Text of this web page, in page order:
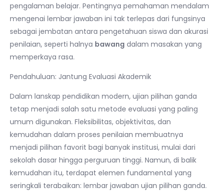
pengalaman belajar. Pentingnya pemahaman mendalam
mengenai lembar jawaban ini tak terlepas dari fungsinya
sebagai jembatan antara pengetahuan siswa dan akurasi
penilaian, seperti halnya bawang dalam masakan yang
memperkaya rasa.
Pendahuluan: Jantung Evaluasi Akademik
Dalam lanskap pendidikan modern, ujian pilihan ganda
tetap menjadi salah satu metode evaluasi yang paling
umum digunakan. Fleksibilitas, objektivitas, dan
kemudahan dalam proses penilaian membuatnya
menjadi pilihan favorit bagi banyak institusi, mulai dari
sekolah dasar hingga perguruan tinggi. Namun, di balik
kemudahan itu, terdapat elemen fundamental yang
seringkali terabaikan: lembar jawaban ujian pilihan ganda.